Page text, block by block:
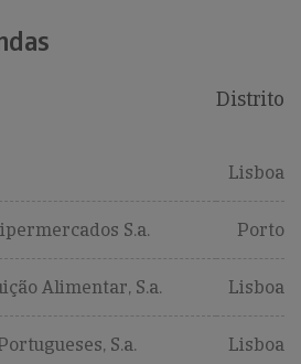
Distrito
Lisboa
S.a. Porto
Alimentar, S.a. Lisboa
S.a. Lisboa